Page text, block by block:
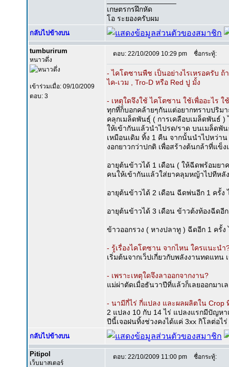
เกษตรกรฝึกหัด
โอ ระยองครับผม
กลับไปข้างบน
tumburirum
หนาวดึ่ง
เข้าร่วมเมื่อ: 09/10/2009
ตอบ: 3
ตอบ: 22/10/2009 10:29 pm ชื่อกระทู้:
- ไคโตซานพืช เป็นอย่างไรเหรอครับ ถ้
ไค-เวม , Tro-D หรือ Red ปู มั้ง
- เหตุใดจึงใช้ ไคโตซาน ใช้เพื่ออะไร
ทุกที่ก็บอกคล้ายๆกันแต่อยากทราบปริม
คลุกเมล็ดพันธุ์ ( การเคลือบเมล็ดพันธ์
ให้เข้ากันแล้วนำไปรด/ราด บนเมล็ดพั
เหมือนเดิม ทิ้ง 1 คืน จากนั้นนำไปหว่า
งอกยาวกว่าปกติ เพื่อสร้างต้นกล้าที่แข็
อายุต้นข้าวได้ 1 เดือน ( ให้ฉีดพร้อมย
คนให้เข้ากันแล้วใส่ยาคลุมหญ้าไปทีหลัง
อายุต้นข้าวได้ 2 เดือน ฉีดพ่นอีก 1 ครั้
อายุต้นข้าวได้ 3 เดือน ข้าวต้งท้องฉีดอี
ข้าวออกรวง ( หางปลาทู ) ฉีดอีก 1 ครั้
- รู้เรื่องไคโตซาน จากไหน ใครแนะนำ
เริ่มต้นจากเว็ปเกี่ยวกับพลังงานทดแทน
- เพราะเหตุใดจึงลาออกจากงาน?
แม่ผ่าตัดเมื่อธันวาปีที่แล้วก็เลยออกมาเ
- นามีกี่ไร่ กี่แปลง และผลผลิตใน Crop
2 แปลง 10 กับ 14 ไร่ แปลงแรกมีปัญห
ปีนี้เจอฝนทิ้งช่วงคงได้แค่ 3xx กิโลต่อไ
กลับไปข้างบน
Pitipol
เว็บมาสเตอร์
ตอบ: 22/10/2009 11:00 pm ชื่อกระทู้: